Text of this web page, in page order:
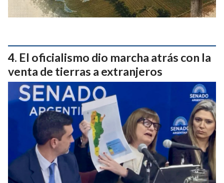
El oficialismo dio marcha atrás con la
venta de tierras a extranjeros